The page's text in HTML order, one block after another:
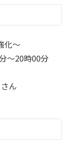
化〜
〜20時00分
ん